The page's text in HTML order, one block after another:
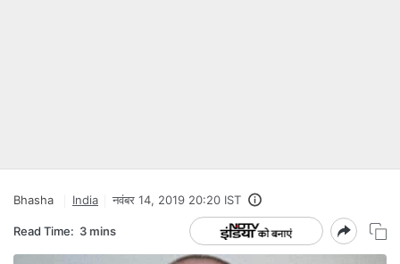
Bhasha India नवंबर 14, 2019 20:20 IST
Read Time: 3 mins